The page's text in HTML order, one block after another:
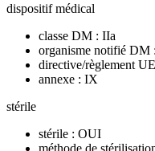
dispositif médical
classe DM : IIa
organisme notifié DM
directive/règlement
annexe : IX
stérile
stérile : OUI
méthode de